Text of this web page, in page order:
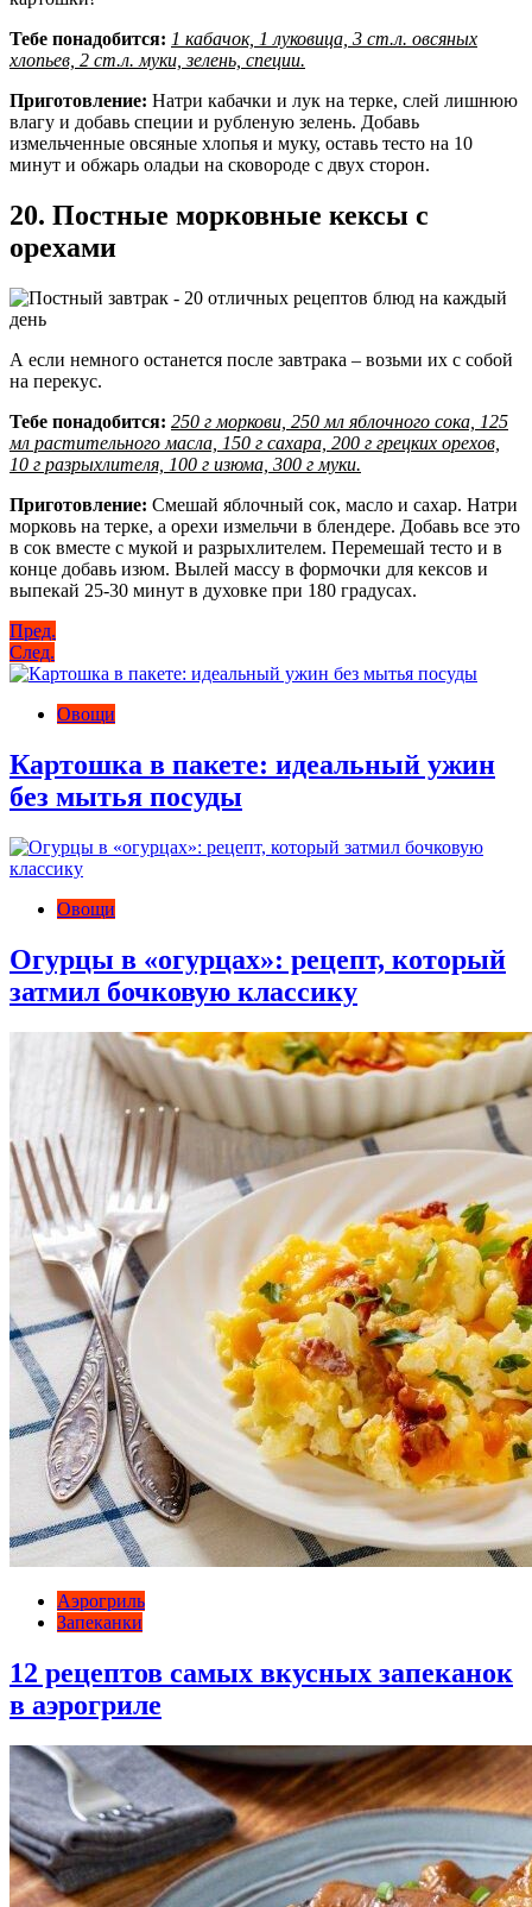
Тебе понадобится: 1 кабачок, 1 луковица, 3 ст.л. овсяных
хлопьев, 2 ст.л. муки, зелень, специи.
Приготовление: Натри кабачки и лук на терке, слей лишнюю
влагу и добавь специи и рубленую зелень. Добавь
измельченные овсяные хлопья и муку, оставь тесто на 10
минут и обжарь оладьи на сковороде с двух сторон.
20. Постные морковные кексы с
орехами
А если немного останется после завтрака – возьми их с собой
на перекус.
Тебе понадобится: 250 г моркови, 250 мл яблочного сока, 125
мл растительного масла, 150 г сахара, 200 г грецких орехов,
10 г разрыхлителя, 100 г изюма, 300 г муки.
Приготовление: Смешай яблочный сок, масло и сахар. Натри
морковь на терке, а орехи измельчи в блендере. Добавь все это
в сок вместе с мукой и разрыхлителем. Перемешай тесто и в
конце добавь изюм. Вылей массу в формочки для кексов и
выпекай 25-30 минут в духовке при 180 градусах.
Навигация
по
записям
Пред.
След.
Овощи
Картошка в пакете: идеальный ужин
без мытья посуды
Овощи
Огурцы в «огурцах»: рецепт, который
затмил бочковую классику
Аэрогриль
Запеканки
12 рецептов самых вкусных запеканок
в аэрогриле